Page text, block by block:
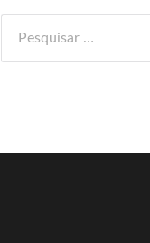
por: